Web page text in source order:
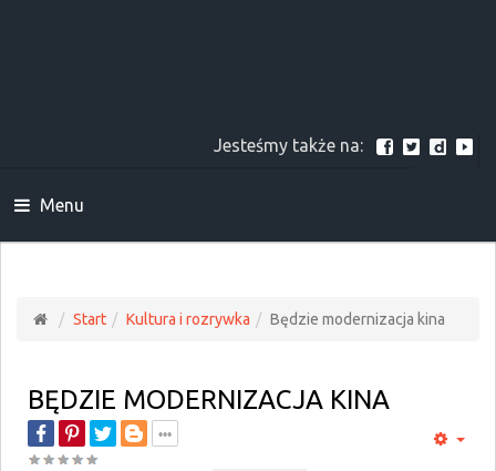
Jesteśmy także na:
Menu
Start Kultura i rozrywka Będzie modernizacja kina
BĘDZIE MODERNIZACJA KINA